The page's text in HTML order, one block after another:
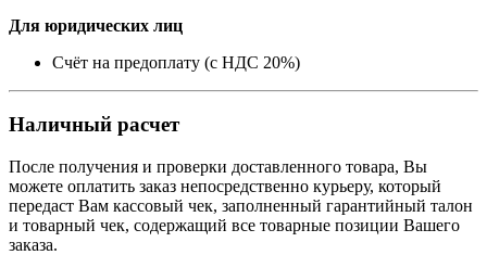
Для юридических лиц
Счёт на предоплату (с НДС 20%)
Наличный расчет
После получения и проверки доставленного товара, Вы
можете оплатить заказ непосредственно курьеру, который
передаст Вам кассовый чек, заполненный гарантийный талон
и товарный чек, содержащий все товарные позиции Вашего
заказа.